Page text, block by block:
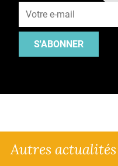
S'ABONNER
Autres